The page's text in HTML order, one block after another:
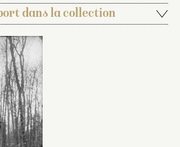
dans la collection